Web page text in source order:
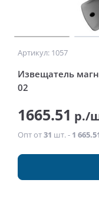
Артикул: 1057
Извещатель
02
1665.51 р./
Опт от31 шт. - 1